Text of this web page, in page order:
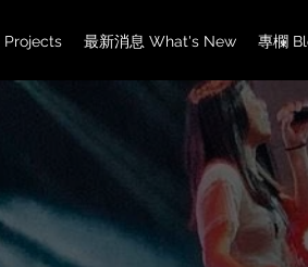
Projects 最新消息 What's New 專欄